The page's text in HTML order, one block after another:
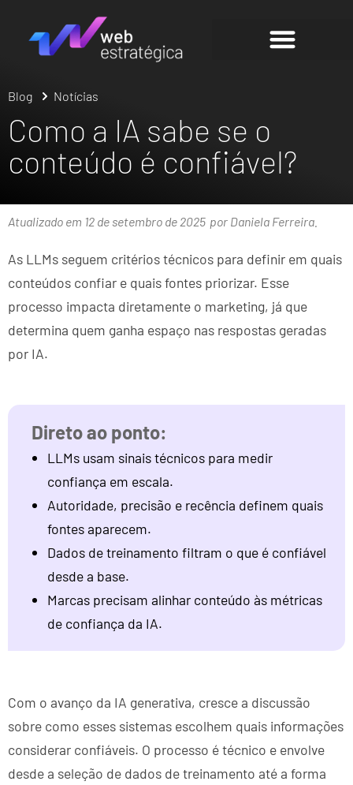
Blog Notícias
Como a IA sabe se o
conteúdo é confiável?
Atualizado em 12 de setembro de 2025 por Daniela Ferreira.
As LLMs seguem critérios técnicos para definir em quais
conteúdos confiar e quais fontes priorizar. Esse
processo impacta diretamente o marketing, já que
determina quem ganha espaço nas respostas geradas
por IA.
LLMs usam sinais técnicos para medir
confiança em escala.
Autoridade, precisão e recência definem quais
fontes aparecem.
Dados de treinamento filtram o que é confiável
desde a base.
Marcas precisam alinhar conteúdo às métricas
de confiança da IA.
Com o avanço da IA generativa, cresce a discussão
sobre como esses sistemas escolhem quais informações
considerar confiáveis. O processo é técnico e envolve
desde a seleção de dados de treinamento até a forma